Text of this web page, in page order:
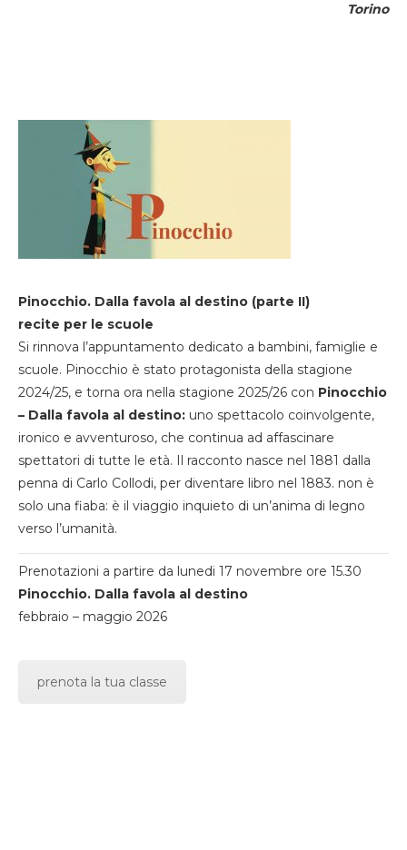
Torino
Pinocchio. Dalla favola al destino (parte II)
recite per le scuole
Si rinnova l’appuntamento dedicato a bambini, famiglie e
scuole. Pinocchio è stato protagonista della stagione
2024/25, e torna ora nella stagione 2025/26 con Pinocchio
– Dalla favola al destino: uno spettacolo coinvolgente,
ironico e avventuroso, che continua ad affascinare
spettatori di tutte le età. Il racconto nasce nel 1881 dalla
penna di Carlo Collodi, per diventare libro nel 1883. non è
solo una fiaba: è il viaggio inquieto di un’anima di legno
verso l’umanità.
Prenotazioni a partire da lunedi 17 novembre ore 15.30
Pinocchio. Dalla favola al destino
febbraio – maggio 2026
prenota la tua classe